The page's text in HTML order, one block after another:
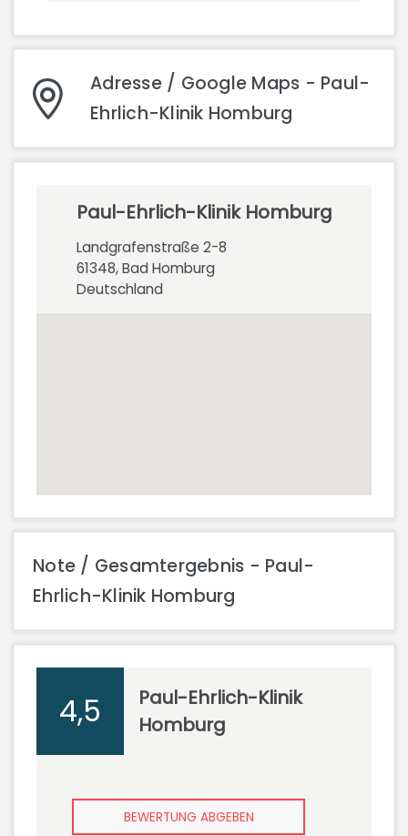
Adresse / Google Maps - Paul-
Ehrlich-Klinik Homburg
Paul-Ehrlich-Klinik Homburg
Landgrafenstraße 2-8
61348, Bad Homburg
Deutschland
Note / Gesamtergebnis - Paul-
Ehrlich-Klinik Homburg
4,5
Paul-Ehrlich-Klinik
Homburg
BEWERTUNG ABGEBEN